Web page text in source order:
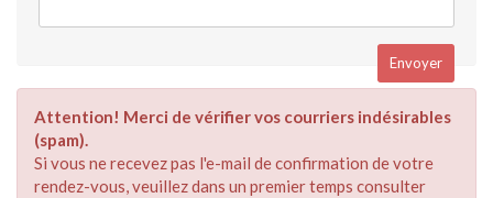
Attention! Merci de vérifier vos courriers indésirables
(spam).
Si vous ne recevez pas l'e-mail de confirmation de votre
rendez-vous, veuillez dans un premier temps consulter